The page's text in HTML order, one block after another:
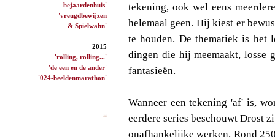
bejaardenhuis'
'vreugdbewijzen
& Spielwahn'
2015
'rolling, rolling...'
'de een en de ander'
'024-beeldenmarathon'
tekening, ook wel eens
helemaal geen. Hij kiest er
te houden. De thematiek is het
dingen die hij meemaakt, losse
fantasieën.
Wanneer een tekening 'af' is,
eerdere series beschouwt Drost
onafhankelijke werken. Rond